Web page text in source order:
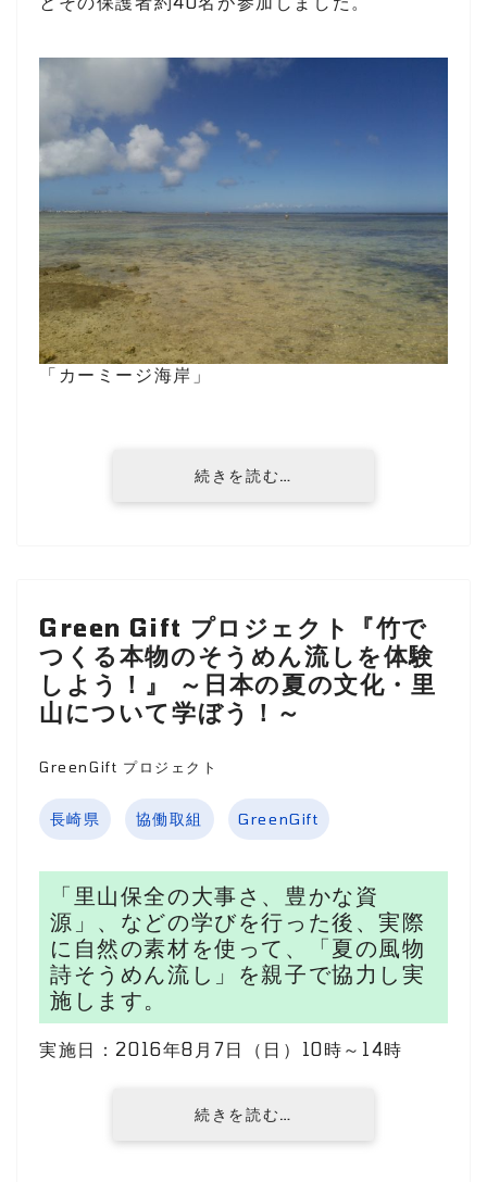
「カーミージ海岸」
続きを読む…
Green Gift プロジェクト『竹で
つくる本物のそうめん流しを体験
しよう！』 ～日本の夏の文化・里
山について学ぼう！～
GreenGift プロジェクト
長崎県 協働取組 GreenGift
「里山保全の大事さ、豊かな資
源」、などの学びを行った後、実際
に自然の素材を使って、「夏の風物
詩そうめん流し」を親子で協力し実
施します。
実施日：2016年8月7日（日）10時～14時
続きを読む…